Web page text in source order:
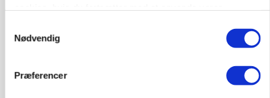
Nødvendig
Præferencer
Lave grisepriser og nye regler øger landbobanks
KLUMME
Ny griseprognose kan give anledning til et nyt